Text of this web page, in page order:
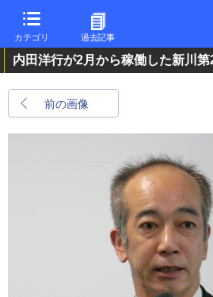
カテゴリ 過去記事
内田洋行が2月から稼働した新川
前の画像